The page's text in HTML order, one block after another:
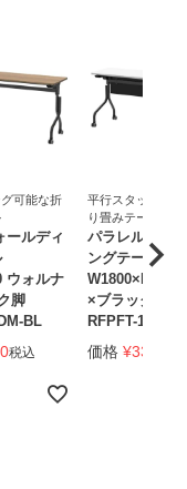
可能な折
ールディ
ウォルナ
脚
BL
税込
平行スタッキン
り畳みテーブル
パラレル フォ
ングテーブル
W1800×D450
×ブラック脚
RFPFT-
価格 ¥33,440